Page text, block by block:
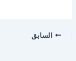
السابق